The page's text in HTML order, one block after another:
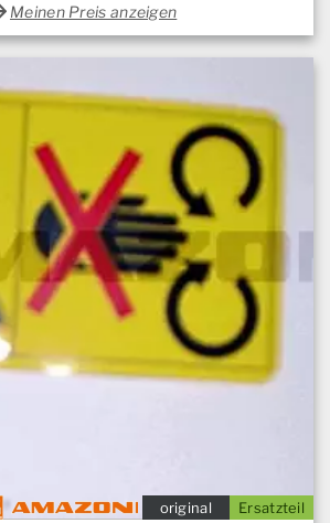
Meinen Preis anzeigen
Ersatzteil
original